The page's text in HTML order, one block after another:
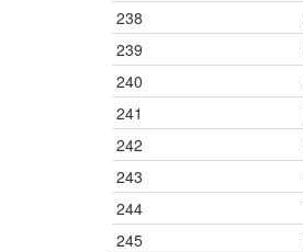
238
239
240
241
242
243
244
245